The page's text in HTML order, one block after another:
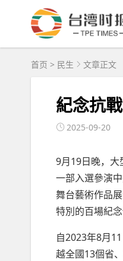
首页 > 民生 文章正文
紀念抗
2025-09-20
9月19日晚，大
一部入選參演
舞台藝術作品
特別的百場紀念
自2023年8月
越全國13個省